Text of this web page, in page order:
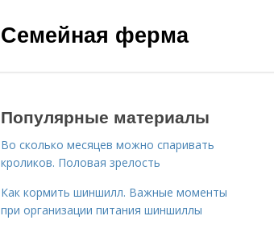
Семейная ферма
Популярные материалы
Во сколько месяцев можно спаривать
кроликов. Половая зрелость
Как кормить шиншилл. Важные моменты
при организации питания шиншиллы